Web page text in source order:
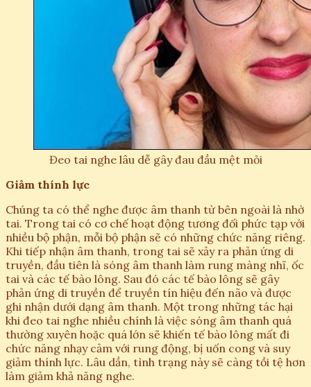
Đeo tai nghe lâu dễ gây đau đầu mệt mỏi
Giảm thính lực
Chúng ta có thể nghe được âm thanh từ bên ngoài là nhờ
tai. Trong tai có cơ chế hoạt động tương đối phức tạp với
nhiều bộ phận, mỗi bộ phận sẽ có những chức năng riêng.
Khi tiếp nhận âm thanh, trong tai sẽ xảy ra phản ứng di
truyền, đầu tiên là sóng âm thanh làm rung màng nhĩ, ốc
tai và các tế bào lông. Sau đó các tế bào lông sẽ gây
phản ứng di truyền để truyền tín hiệu đến não và được
ghi nhận dưới dạng âm thanh. Một trong những tác hại
khi đeo tai nghe nhiều chính là việc sóng âm thanh quá
thường xuyên hoặc quá lớn sẽ khiến tế bào lông mất đi
chức năng nhạy cảm với rung động, bị uốn cong và suy
giảm thính lực. Lâu dần, tình trạng này sẽ càng tồi tệ hơn
làm giảm khả năng nghe.